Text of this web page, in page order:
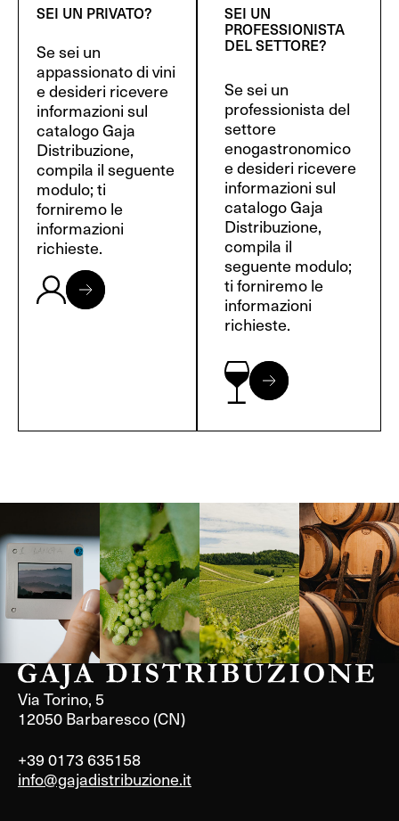
SEI UN PRIVATO?
Se sei un
appassionato di vini
e desideri ricevere
informazioni sul
catalogo Gaja
Distribuzione,
compila il seguente
modulo; ti
forniremo le
informazioni
richieste.
SEI UN
PROFESSIONISTA
DEL SETTORE?
Se sei un
professionista del
settore
enogastronomico
e desideri ricevere
informazioni sul
catalogo Gaja
Distribuzione,
compila il
seguente modulo;
ti forniremo le
informazioni
richieste.
Borgogna,
Francia
Borgogna,
Francia
Instagram
Via Torino, 5
12050 Barbaresco (CN)
+39 0173 635158
info@gajadistribuzione.it